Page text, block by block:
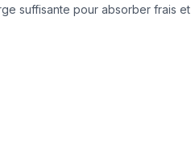
suffisante pour absorber frais et